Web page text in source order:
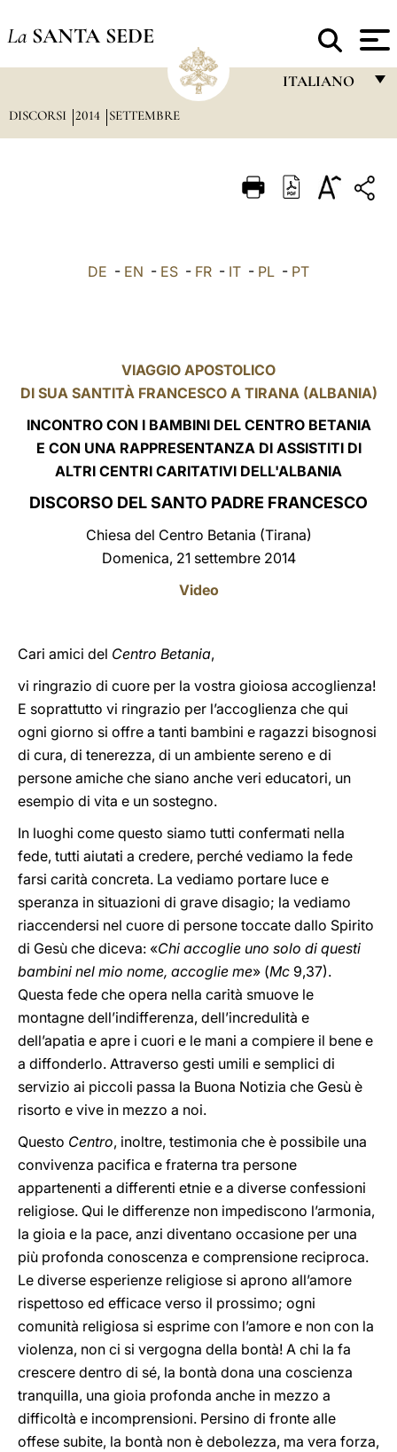
La SANTA SEDE
ITALIANO
ITALIANO
中文
LATINE
DISCORSI 2014 SETTEMBRE
DE - EN - ES - FR - IT - PL - PT
VIAGGIO APOSTOLICO
DI SUA SANTITÀ FRANCESCO A TIRANA (ALBANIA)
INCONTRO CON I BAMBINI DEL CENTRO BETANIA
E CON UNA RAPPRESENTANZA DI ASSISTITI DI
ALTRI CENTRI CARITATIVI DELL'ALBANIA
DISCORSO DEL SANTO PADRE FRANCESCO
Chiesa del Centro Betania (Tirana)
Domenica, 21 settembre 2014
Video
Cari amici del Centro Betania,
vi ringrazio di cuore per la vostra gioiosa accoglienza!
E soprattutto vi ringrazio per l’accoglienza che qui
ogni giorno si offre a tanti bambini e ragazzi bisognosi
di cura, di tenerezza, di un ambiente sereno e di
persone amiche che siano anche veri educatori, un
esempio di vita e un sostegno.
In luoghi come questo siamo tutti confermati nella
fede, tutti aiutati a credere, perché vediamo la fede
farsi carità concreta. La vediamo portare luce e
speranza in situazioni di grave disagio; la vediamo
riaccendersi nel cuore di persone toccate dallo Spirito
di Gesù che diceva: «Chi accoglie uno solo di questi
bambini nel mio nome, accoglie me» (Mc 9,37).
Questa fede che opera nella carità smuove le
montagne dell’indifferenza, dell’incredulità e
dell’apatia e apre i cuori e le mani a compiere il bene e
a diffonderlo. Attraverso gesti umili e semplici di
servizio ai piccoli passa la Buona Notizia che Gesù è
risorto e vive in mezzo a noi.
Questo Centro, inoltre, testimonia che è possibile una
convivenza pacifica e fraterna tra persone
appartenenti a differenti etnie e a diverse confessioni
religiose. Qui le differenze non impediscono l’armonia,
la gioia e la pace, anzi diventano occasione per una
più profonda conoscenza e comprensione reciproca.
Le diverse esperienze religiose si aprono all’amore
rispettoso ed efficace verso il prossimo; ogni
comunità religiosa si esprime con l’amore e non con la
violenza, non ci si vergogna della bontà! A chi la fa
crescere dentro di sé, la bontà dona una coscienza
tranquilla, una gioia profonda anche in mezzo a
difficoltà e incomprensioni. Persino di fronte alle
offese subite, la bontà non è debolezza, ma vera forza,